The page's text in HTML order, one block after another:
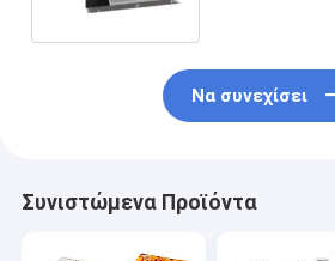
Να συνεχίσει
Συνιστώμενα Προϊόντα